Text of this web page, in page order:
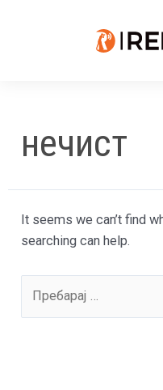
нечист
It seems we can’t find
searching can help.